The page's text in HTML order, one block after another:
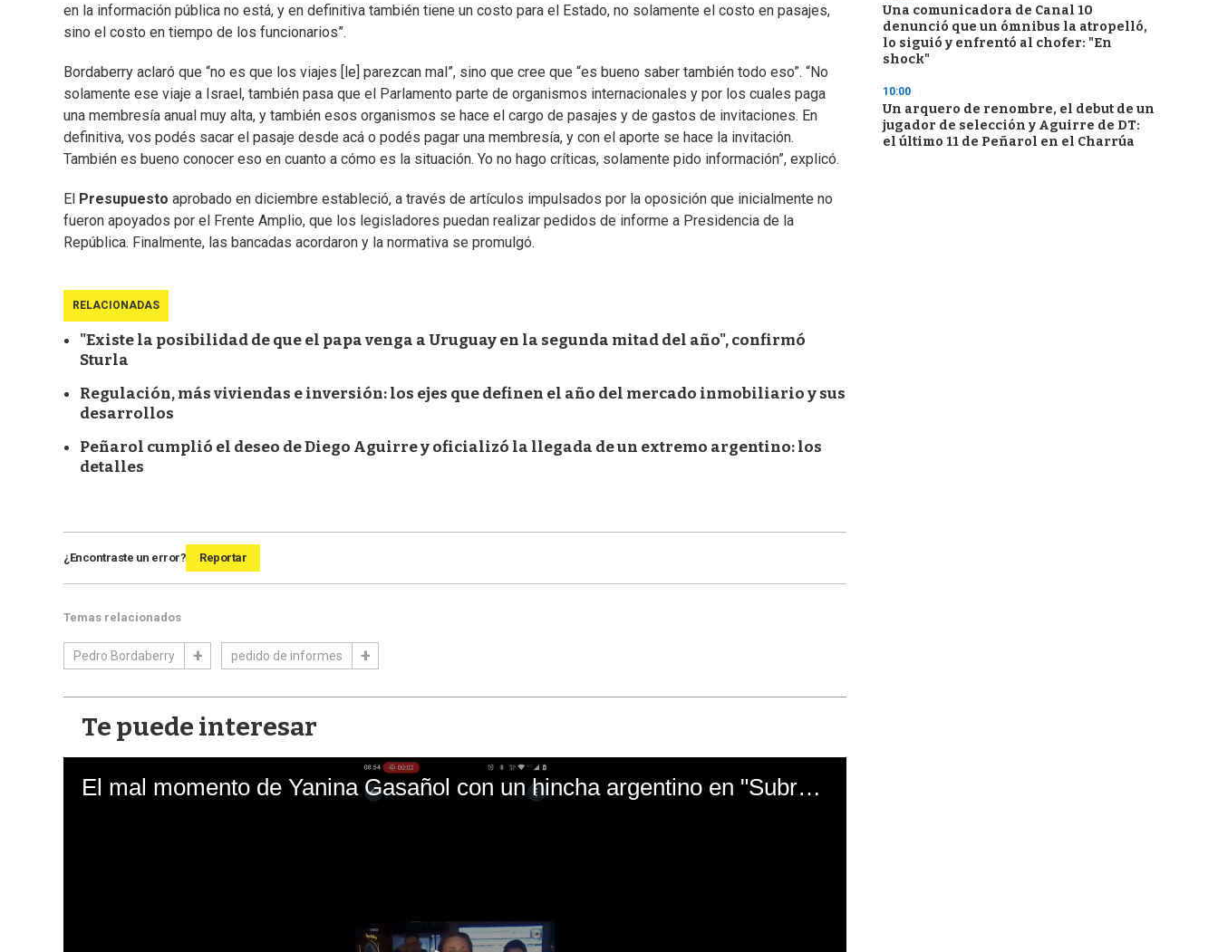
en la información pública no está, y en definitiva también tiene un costo para el Estado, no solamente el costo en pasajes,
sino el costo en tiempo de los funcionarios”.
Bordaberry aclaró que “no es que los viajes [le] parezcan mal”, sino que cree que “es bueno saber también todo eso”. “No
solamente ese viaje a Israel, también pasa que el Parlamento parte de organismos internacionales y por los cuales paga
una membresía anual muy alta, y también esos organismos se hace el cargo de pasajes y de gastos de invitaciones. En
definitiva, vos podés sacar el pasaje desde acá o podés pagar una membresía, y con el aporte se hace la invitación.
También es bueno conocer eso en cuanto a cómo es la situación. Yo no hago críticas, solamente pido información”, explicó.
El Presupuesto aprobado en diciembre estableció, a través de artículos impulsados por la oposición que inicialmente no
fueron apoyados por el Frente Amplio, que los legisladores puedan realizar pedidos de informe a Presidencia de la
República. Finalmente, las bancadas acordaron y la normativa se promulgó.
RELACIONADAS
"Existe la posibilidad de que el papa venga a Uruguay en la segunda mitad del año", confirmó
Sturla
Regulación, más viviendas e inversión: los ejes que definen el año del mercado inmobiliario y sus
desarrollos
Peñarol cumplió el deseo de Diego Aguirre y oficializó la llegada de un extremo argentino: los
detalles
¿Encontraste un error? Reportar
Temas relacionados
Pedro Bordaberry pedido de informes
Te puede interesar
El mal momento de Yanina Gasañol con un hincha argentino en "Subrayado"
Una comunicadora de Canal 10
denunció que un ómnibus la atropelló,
lo siguió y enfrentó al chofer: "En
shock"
10:00
Un arquero de renombre, el debut de un
jugador de selección y Aguirre de DT:
el último 11 de Peñarol en el Charrúa